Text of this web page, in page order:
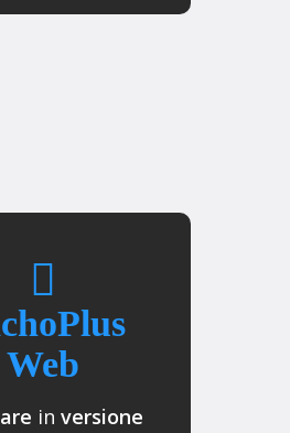
Web
in versione